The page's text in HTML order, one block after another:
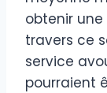
obtenir une
travers ce
service
pourraient